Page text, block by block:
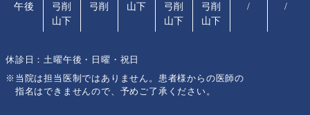
午後
弓削
山下
弓削 山下
弓削
山下
弓削
山下
/ /
休診日：土曜午後・日曜・祝日
※当院は担当医制ではありません。患者様からの医師の
指名はできませんので、予めご了承ください。